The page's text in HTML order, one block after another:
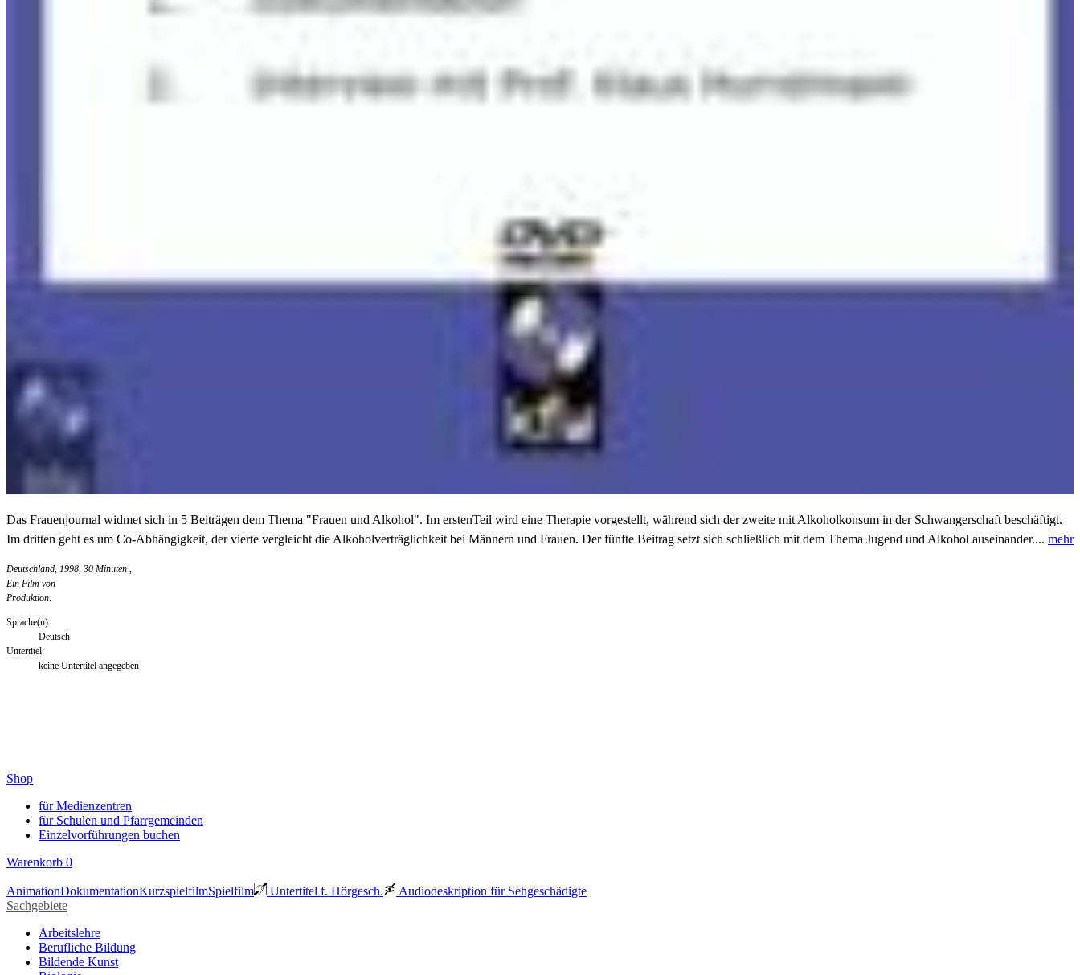
Das Frauenjournal widmet sich in 5 Beiträgen dem Thema "Frauen und Alkohol". Im erstenTeil wird eine Therapie vorgestellt, während sich der zweite mit Alkoholkonsum in der Schwangerschaft beschäftigt.
Im dritten geht es um Co-Abhängigkeit, der vierte vergleicht die Alkoholverträglichkeit bei Männern und Frauen. Der fünfte Beitrag setzt sich schließlich mit dem Thema Jugend und Alkohol auseinander.... mehr
Deutschland, 1998, 30 Minuten ,
Ein Film von
Produktion:
Sprache(n):
Deutsch
Untertitel:
keine Untertitel angegeben
Shop
für Medienzentren
für Schulen und Pfarrgemeinden
Einzelvorführungen buchen
Warenkorb 0
AnimationDokumentationKurzspielfilmSpielfilm Untertitel f. Hörgesch.
Audiodeskription für Sehgeschädigte
Sachgebiete
Arbeitslehre
Berufliche Bildung
Bildende Kunst